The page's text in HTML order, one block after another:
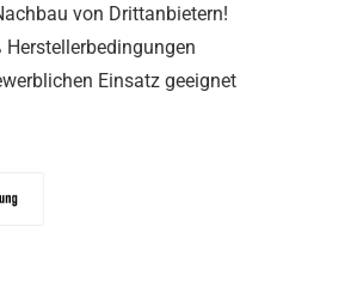
von Drittanbietern!
Einsatz geeignet